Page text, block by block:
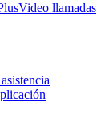
Video llamadas